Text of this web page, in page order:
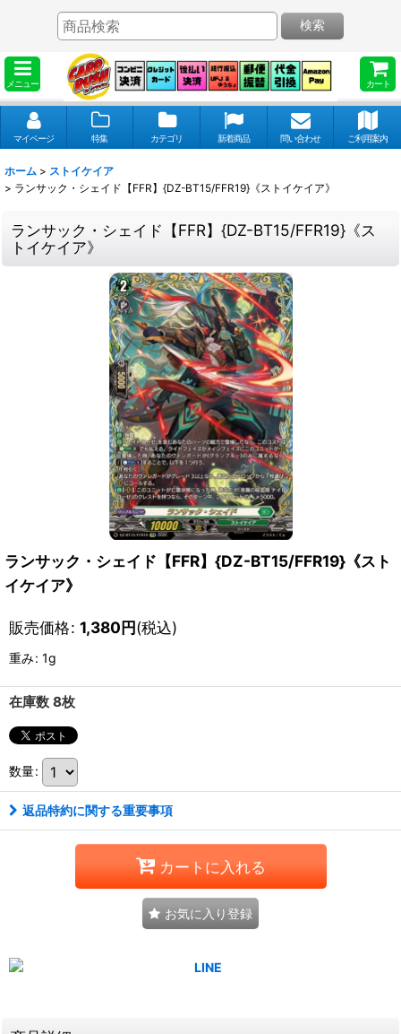
メニュー カート
検索
マイページ 特集 カテゴリ 新着商品 問い合わせ ご利用案内
ホーム > ストイケイア
> ランサック・シェイド【FFR】{DZ-BT15/FFR19}《ストイケイア》
ランサック・シェイド【FFR】{DZ-BT15/FFR19}《ス
トイケイア》
ランサック・シェイド【FFR】{DZ-BT15/FFR19}《スト
イケイア》
販売価格: 1,380円(税込)
重み: 1g
在庫数 8枚
数量:
返品特約に関する重要事項
カートに入れる
お気に入り登録